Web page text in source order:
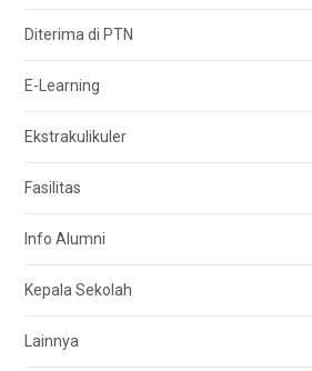
Diterima di PTN
E-Learning
Ekstrakulikuler
Fasilitas
Info Alumni
Kepala Sekolah
Lainnya